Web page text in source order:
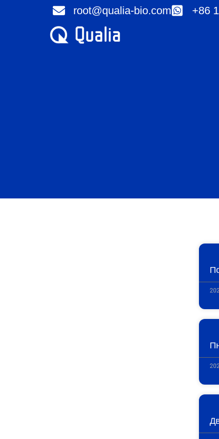
содержимому
root@qualia-bio.com +86